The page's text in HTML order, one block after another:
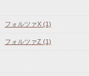
フォルツァX (1)
フォルツァZ (1)